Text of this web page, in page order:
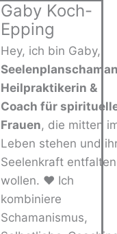
Gaby Koch-
Epping
Hey, ich bin Gaby,
Heilpraktikerin &
Coach für
Frauen, die mitten
Leben stehen und
Seelenkraft entfalten
wollen. ❤️ Ich
kombiniere
Schamanismus,